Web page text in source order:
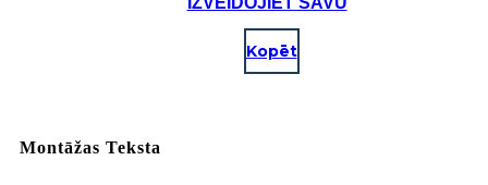
Kopēt
Montāžas Teksta